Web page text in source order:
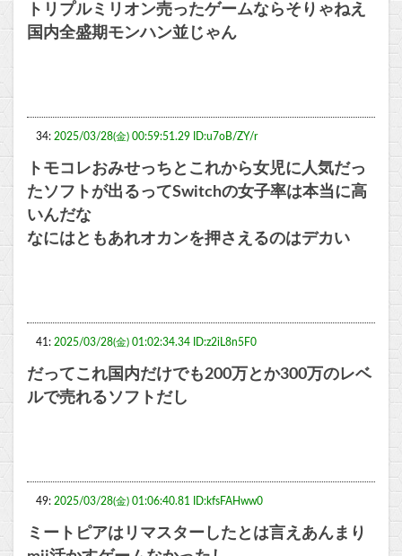
トリプルミリオン売ったゲームならそりゃねえ
国内全盛期モンハン並じゃん
34: 2025/03/28(金) 00:59:51.29 ID:u7oB/ZY/r
トモコレおみせっちとこれから女児に人気だっ
たソフトが出るってSwitchの女子率は本当に高
いんだな
なにはともあれオカンを押さえるのはデカい
41: 2025/03/28(金) 01:02:34.34 ID:z2iL8n5F0
だってこれ国内だけでも200万とか300万のレベ
ルで売れるソフトだし
49: 2025/03/28(金) 01:06:40.81 ID:kfsFAHww0
ミートピアはリマスターしたとは言えあんまり